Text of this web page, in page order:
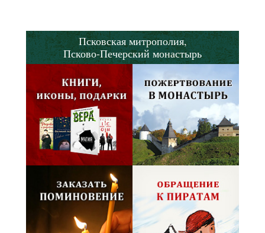
Псковская митрополия,
Псково-Печерский монастырь